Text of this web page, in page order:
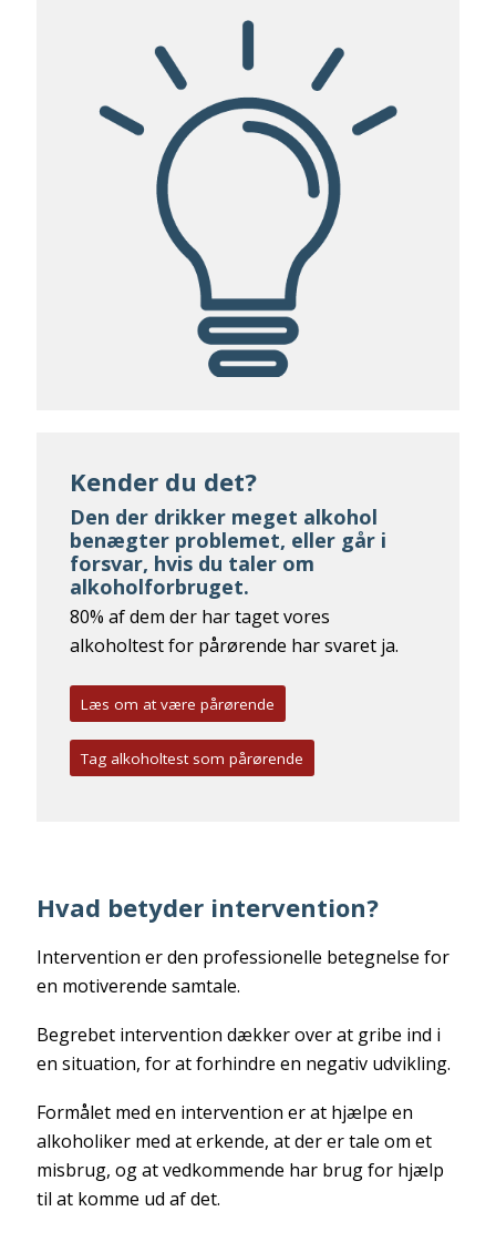
Kender du det?
Den der drikker meget alkohol
benægter problemet, eller går i
forsvar, hvis du taler om
alkoholforbruget.
80% af dem der har taget vores
alkoholtest for pårørende har svaret ja.
Læs om at være pårørende
Tag alkoholtest som pårørende
Hvad betyder intervention?
Intervention er den professionelle betegnelse for
en motiverende samtale.
Begrebet intervention dækker over at gribe ind i
en situation, for at forhindre en negativ udvikling.
Formålet med en intervention er at hjælpe en
alkoholiker med at erkende, at der er tale om et
misbrug, og at vedkommende har brug for hjælp
til at komme ud af det.